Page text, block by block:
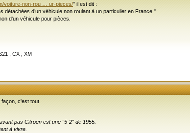
voiture-non-rou … ur-pieces/" il est dit :
détachées d’un véhicule non roulant à un particulier en France."
d'un véhicule pour pièces.
; CX ; XM
c'est tout.
pas Citroën est une "5-2" de 1955.
à vivre.